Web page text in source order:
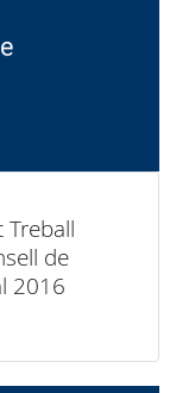
Treball
de
2016